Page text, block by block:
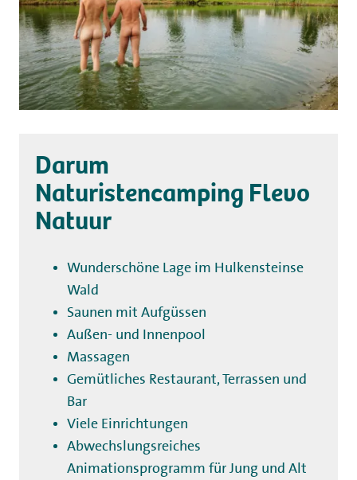
Darum
Naturistencamping Flevo
Natuur
Wunderschöne Lage im Hulkensteinse
Wald
Saunen mit Aufgüssen
Außen- und Innenpool
Massagen
Gemütliches Restaurant, Terrassen und
Bar
Viele Einrichtungen
Abwechslungsreiches
Animationsprogramm für Jung und Alt